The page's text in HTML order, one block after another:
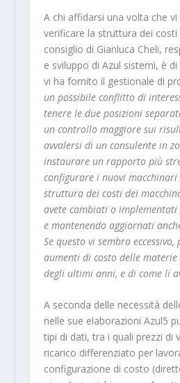
A chi affidarsi una volta che vi
verificare la struttura dei costi
consiglio di Gianluca Cheli,
e sviluppo di Azul sistemi, è
vi ha fornito il gestionale di
un possibile conflitto di
tenere le due posizioni
un controllo maggiore sui
avvalersi di un consulente in
instaurare un rapporto più
configurare i nuovi
struttura dei costi dei
avete cambiati o implementati
e mantenendo aggiornati
Se questo vi sembra eccessivo,
aumenti di costo delle materie
degli ultimi anni, e di come li
A seconda delle necessità
nelle sue elaborazioni Azul5
tipi di dati, tra i quali prezzi di
ricarico differenziato per
configurazione di costo